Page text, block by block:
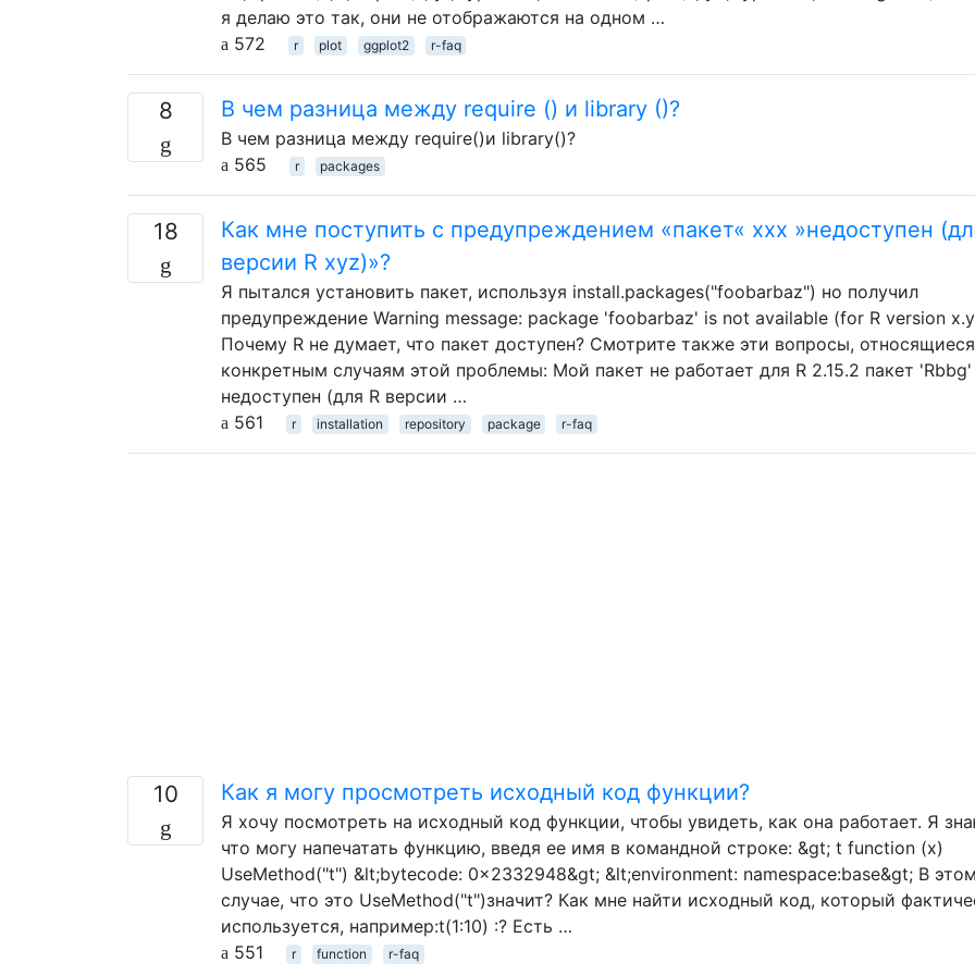
я делаю это так, они не отображаются на одном …
572
r plot ggplot2 r-faq
8 В чем разница между require () и library ()?
В чем разница между require()и library()?
565
r packages
18
Как мне поступить с предупреждением «пакет« xxx »недоступен
версии R xyz)»?
Я пытался установить пакет, используя install.packages("foobarbaz") но получил
предупреждение Warning message: package 'foobarbaz' is not available (for R version
Почему R не думает, что пакет доступен? Смотрите также эти вопросы,
конкретным случаям этой проблемы: Мой пакет не работает для R 2.15.2 пакет 'Rbbg'
недоступен (для R версии …
561
r installation repository package r-faq
10 Как я могу просмотреть исходный код функции?
Я хочу посмотреть на исходный код функции, чтобы увидеть, как она работает. Я
что могу напечатать функцию, введя ее имя в командной строке: &gt; t function (x)
UseMethod("t") &lt;bytecode: 0x2332948&gt; &lt;environment: namespace:base&gt; В этом
случае, что это UseMethod("t")значит? Как мне найти исходный код, который
используется, например:t(1:10) :? Есть …
551
r function r-faq